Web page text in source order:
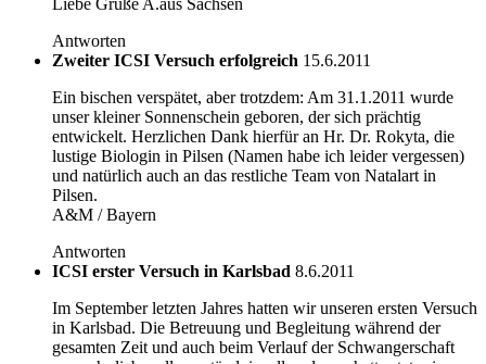
Antworten
Zweiter ICSI Versuch erfolgreich 15.6.2011
Ein bischen verspätet, aber trotzdem: Am 31.1.2011 wurde
unser kleiner Sonnenschein geboren, der sich prächtig
entwickelt. Herzlichen Dank hierfür an Hr. Dr. Rokyta, die
lustige Biologin in Pilsen (Namen habe ich leider vergessen)
und natürlich auch an das restliche Team von Natalart in
Pilsen.
A&M / Bayern
Antworten
ICSI erster Versuch in Karlsbad 8.6.2011
Im September letzten Jahres hatten wir unseren ersten Versuch
in Karlsbad. Die Betreuung und Begleitung während der
gesamten Zeit und auch beim Verlauf der Schwangerschaft